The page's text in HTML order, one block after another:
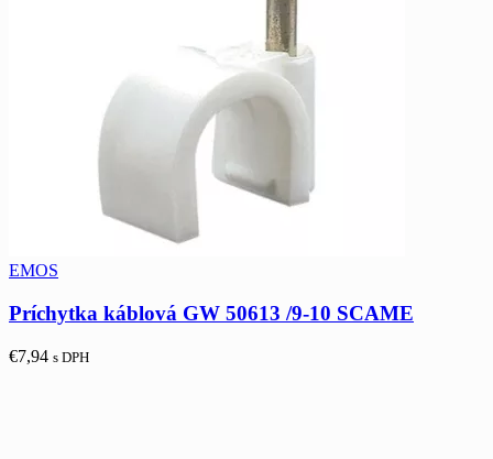
EMOS
Príchytka káblová GW 50613 /9-10 SCAME
€7,94 s DPH